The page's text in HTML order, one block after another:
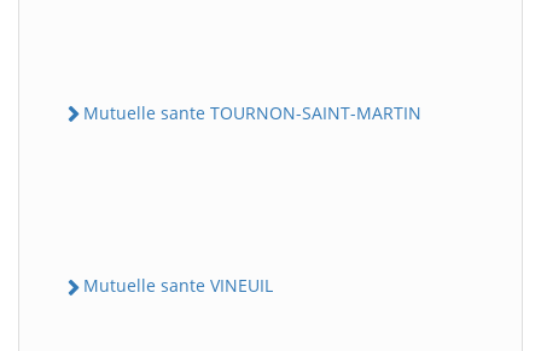
Mutuelle sante TOURNON-SAINT-MARTIN
Mutuelle sante VINEUIL